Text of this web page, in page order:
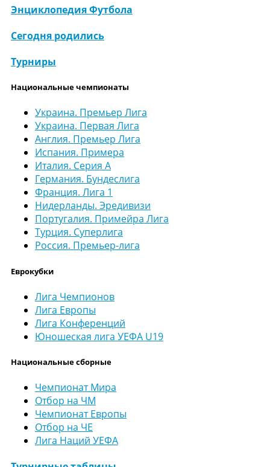
Энциклопедия Футбола
Сегодня родились
Турниры
Национальные чемпионаты
Украина. Премьер Лига
Украина. Первая Лига
Англия. Премьер Лига
Испания. Примера
Италия. Серия А
Германия. Бундеслига
Франция. Лига 1
Нидерланды. Эредивизи
Португалия. Примейра Лига
Турция. Суперлига
Россия. Премьер-лига
Еврокубки
Лига Чемпионов
Лига Европы
Лига Конференций
Юношеская лига УЕФА U19
Национальные сборные
Чемпионат Мира
Отбор на ЧМ
Чемпионат Европы
Отбор на ЧЕ
Лига Наций УЕФА